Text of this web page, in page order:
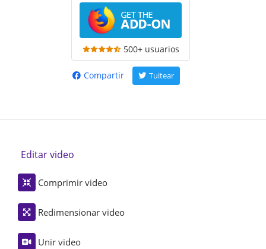
500+ usuarios
Compartir Tuitear
Editar video
Comprimir video
Redimensionar video
Unir video